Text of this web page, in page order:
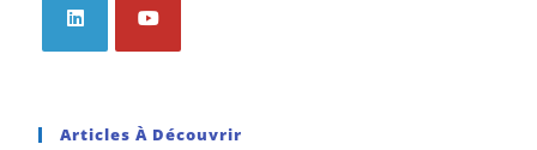
Articles À Découvrir